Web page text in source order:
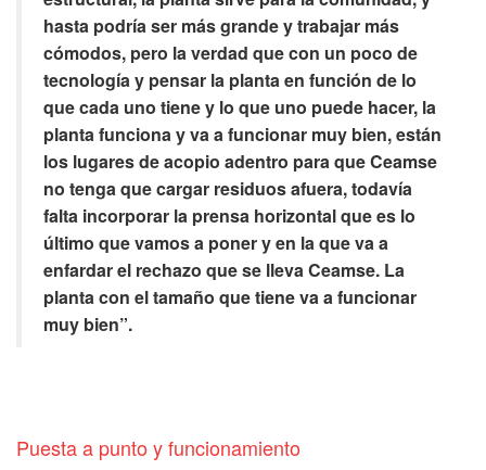
hasta podría ser más grande y trabajar más
cómodos, pero la verdad que con un poco de
tecnología y pensar la planta en función de lo
que cada uno tiene y lo que uno puede hacer, la
planta funciona y va a funcionar muy bien, están
los lugares de acopio adentro para que Ceamse
no tenga que cargar residuos afuera, todavía
falta incorporar la prensa horizontal que es lo
último que vamos a poner y en la que va a
enfardar el rechazo que se lleva Ceamse. La
planta con el tamaño que tiene va a funcionar
muy bien”.
Puesta a punto y funcionamiento